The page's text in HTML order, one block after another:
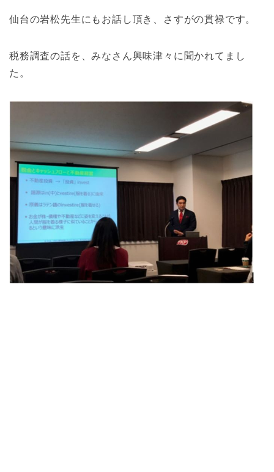
仙台の岩松先生にもお話し頂き、さすがの貫禄です。
税務調査の話を、みなさん興味津々に聞かれてまし
た。